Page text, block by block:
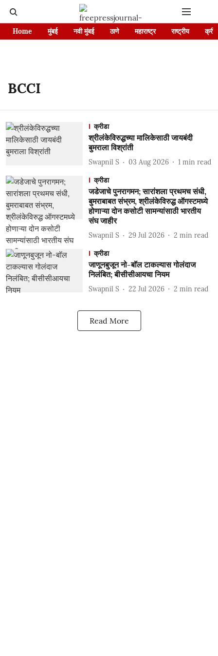
Home मुंबई नवी मुंबई ठाणे महाराष्ट्र राष्ट्रीय
BCCI
क्रीडा
श्रीलंकेविरुद्धच्या मालिकेसाठी जायबंदी
बुमराला विश्रांती
Swapnil S 03 Aug 2026 1 min read
क्रीडा
जडेजाचे पुनरागमन; सारांशला प्रथमच संधी,
बुमराबाबत संभ्रम, श्रीलंकेविरुद्ध ऑगस्टमध्ये
होणाऱ्या दोन कसोटी सामन्यांसाठी भारतीय
संघ जाहीर
Swapnil S 29 Jul 2026 2 min read
क्रीडा
जाणूनबुजून नो-बॉल टाकल्यास गोलंदाज
निलंबित; बीसीसीआयचा नियम
Swapnil S 22 Jul 2026 2 min read
Read More